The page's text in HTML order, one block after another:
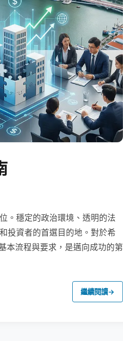
。穩定的政治環境、透明的法
投資者的首選目的地。對於希
本流程與要求，是邁向成功的第
繼續閱讀→